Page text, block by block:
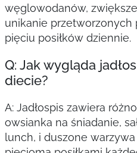
węglowodanów,
unikanie przetworzonych
pięciu posiłków dziennie.
Q: Jak wygląda
diecie?
A: Jadłospis zawiera
owsianka na śniadanie,
lunch, i duszone